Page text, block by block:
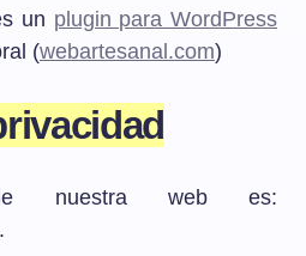
un plugin para WordPress
(webartesanal.com)
nuestra web es: